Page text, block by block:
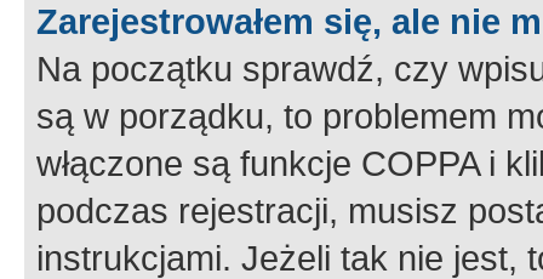
Zarejestrowałem się, ale nie
Na początku sprawdź, czy
są w porządku, to problemem
włączone są funkcje COPPA i
podczas rejestracji, musisz
instrukcjami. Jeżeli tak nie jest,